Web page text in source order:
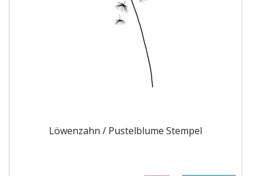
Löwenzahn / Pustelblume Stempel